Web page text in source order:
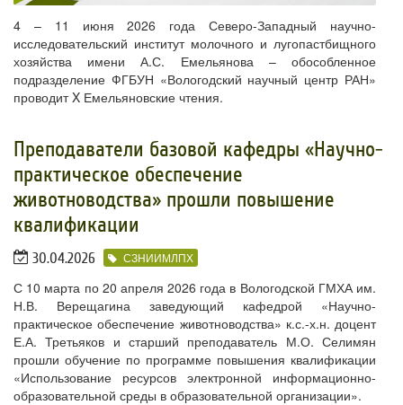
4 – 11 июня 2026 года Северо-Западный научно-
исследовательский институт молочного и лугопастбищного
хозяйства имени А.С. Емельянова – обособленное
подразделение ФГБУН «Вологодский научный центр РАН»
проводит X Емельяновские чтения.
​Преподаватели базовой кафедры «Научно-
практическое обеспечение
животноводства» прошли повышение
квалификации
30.04.2026 СЗНИИМЛПХ
С 10 марта по 20 апреля 2026 года в Вологодской ГМХА им.
Н.В. Верещагина заведующий кафедрой «Научно-
практическое обеспечение животноводства» к.с.-х.н. доцент
Е.А. Третьяков и старший преподаватель М.О. Селимян
прошли обучение по программе повышения квалификации
«Использование ресурсов электронной информационно-
образовательной среды в образовательной организации».